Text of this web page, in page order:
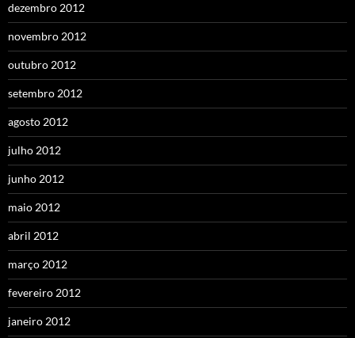
dezembro 2012
novembro 2012
outubro 2012
setembro 2012
agosto 2012
julho 2012
junho 2012
maio 2012
abril 2012
março 2012
fevereiro 2012
janeiro 2012